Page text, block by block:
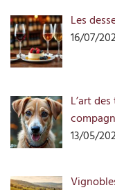
Les
16/07/
L’art
13/05/